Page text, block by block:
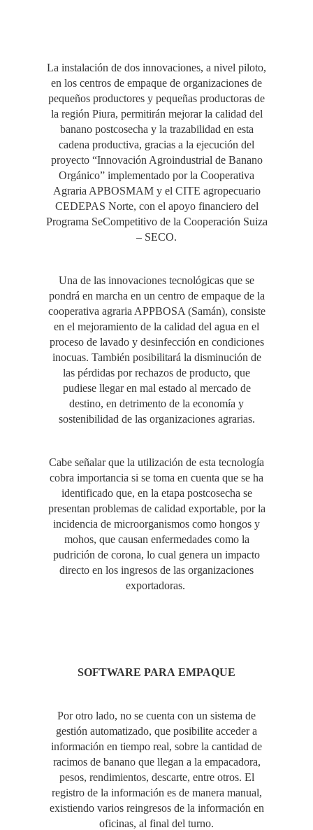
La instalación de dos innovaciones, a nivel piloto,
en los centros de empaque de organizaciones de
pequeños productores y pequeñas productoras de
la región Piura, permitirán mejorar la calidad del
banano postcosecha y la trazabilidad en esta
cadena productiva, gracias a la ejecución del
proyecto “Innovación Agroindustrial de Banano
Orgánico” implementado por la Cooperativa
Agraria APBOSMAM y el CITE agropecuario
CEDEPAS Norte, con el apoyo financiero del
Programa SeCompetitivo de la Cooperación Suiza
– SECO.
Una de las innovaciones tecnológicas que se
pondrá en marcha en un centro de empaque de la
cooperativa agraria APPBOSA (Samán), consiste
en el mejoramiento de la calidad del agua en el
proceso de lavado y desinfección en condiciones
inocuas. También posibilitará la disminución de
las pérdidas por rechazos de producto, que
pudiese llegar en mal estado al mercado de
destino, en detrimento de la economía y
sostenibilidad de las organizaciones agrarias.
Cabe señalar que la utilización de esta tecnología
cobra importancia si se toma en cuenta que se ha
identificado que, en la etapa postcosecha se
presentan problemas de calidad exportable, por la
incidencia de microorganismos como hongos y
mohos, que causan enfermedades como la
pudrición de corona, lo cual genera un impacto
directo en los ingresos de las organizaciones
exportadoras.
SOFTWARE PARA EMPAQUE
Por otro lado, no se cuenta con un sistema de
gestión automatizado, que posibilite acceder a
información en tiempo real, sobre la cantidad de
racimos de banano que llegan a la empacadora,
pesos, rendimientos, descarte, entre otros. El
registro de la información es de manera manual,
existiendo varios reingresos de la información en
oficinas, al final del turno.